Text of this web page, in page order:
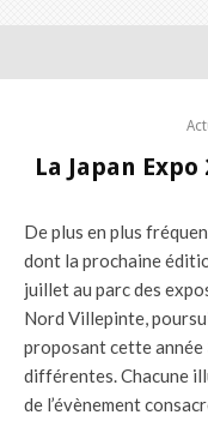
La Japan
De plus en plus
dont la prochaine
juillet au parc des
Nord Villepinte,
proposant cette année
différentes. Chacune
de l’évènement